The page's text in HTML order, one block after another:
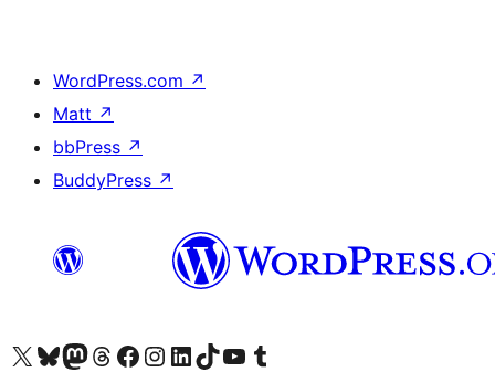
WordPress.com ↗
Matt ↗
bbPress ↗
BuddyPress ↗
Visit our X (formerly Twitter) account
Visit our Bluesky account
Visit our Mastodon account
Visit our Threads account
Посетете нашата страница във Facebook
Посетете нашия профил в Instagram
Посетете нашия профил в LinkedIn
Visit our TikTok account
Visit our YouTube channel
Visit our Tumblr account